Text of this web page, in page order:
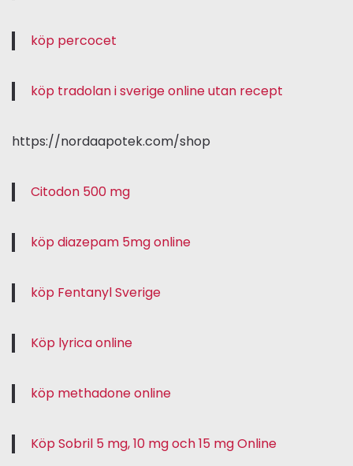
köp percocet
köp tradolan i sverige online utan recept
https://nordaapotek.com/shop
Citodon 500 mg
köp diazepam 5mg online
köp Fentanyl Sverige
Köp lyrica online
köp methadone online
Köp Sobril 5 mg, 10 mg och 15 mg Online